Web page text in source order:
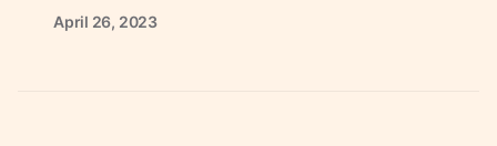
April 26, 2023